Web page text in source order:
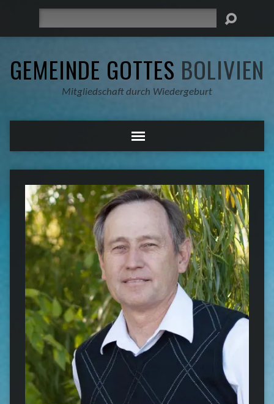
GEMEINDE GOTTES BOLIVIEN
Mitgliedschaft durch Wiedergeburt